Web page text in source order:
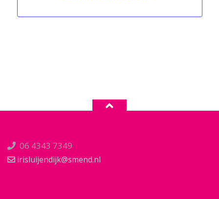
06 4343 7349
irisluijendijk@smend.nl